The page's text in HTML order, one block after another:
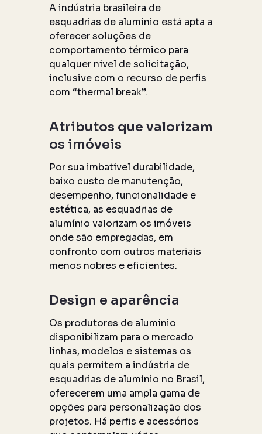
A indústria brasileira de
esquadrias de alumínio está apta a
oferecer soluções de
comportamento térmico para
qualquer nível de solicitação,
inclusive com o recurso de perfis
com “thermal break”.
Atributos que valorizam
os imóveis
Por sua imbatível durabilidade,
baixo custo de manutenção,
desempenho, funcionalidade e
estética, as esquadrias de
alumínio valorizam os imóveis
onde são empregadas, em
confronto com outros materiais
menos nobres e eficientes.
Design e aparência
Os produtores de alumínio
disponibilizam para o mercado
linhas, modelos e sistemas os
quais permitem a indústria de
esquadrias de alumínio no Brasil,
oferecerem uma ampla gama de
opções para personalização dos
projetos. Há perfis e acessórios